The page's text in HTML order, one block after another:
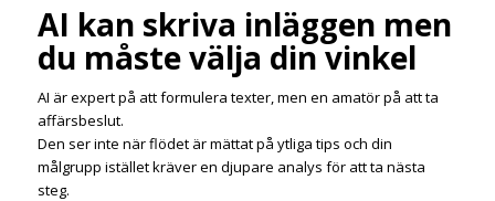
AI kan skriva inläggen men
du måste välja din vinkel
AI är expert på att formulera texter, men en amatör på att ta
affärsbeslut.
Den ser inte när flödet är mättat på ytliga tips och din
målgrupp istället kräver en djupare analys för att ta nästa
steg.